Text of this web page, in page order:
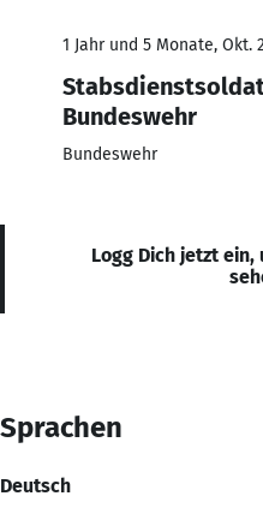
1 Jahr und 5 Monate, Okt.
Bundeswehr
Bundeswehr
Logg Dich jetzt
Sprachen
Deutsch